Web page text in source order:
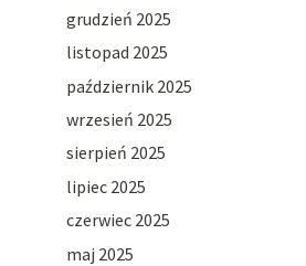
grudzień 2025
listopad 2025
październik 2025
wrzesień 2025
sierpień 2025
lipiec 2025
czerwiec 2025
maj 2025